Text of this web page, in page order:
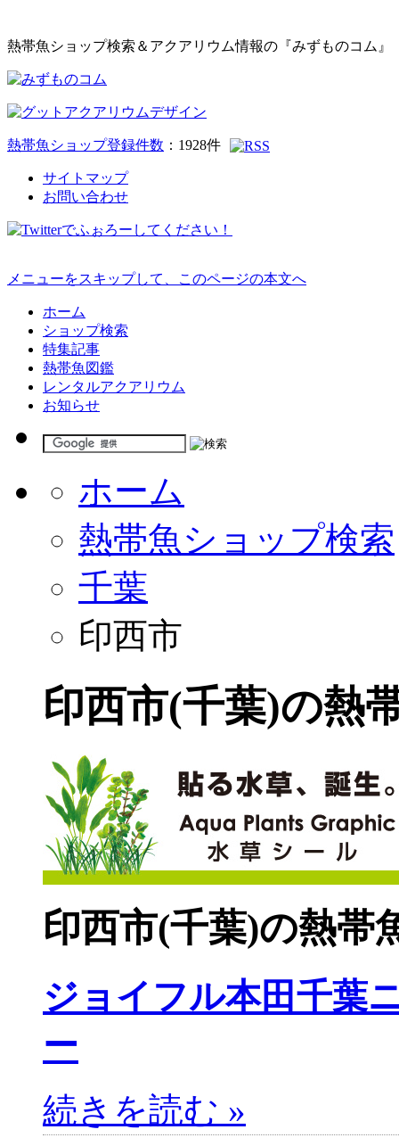
熱帯魚ショップ検索＆アクアリウム情報の『みずものコム』
熱帯魚ショップ登録件数 ： 1928件
サイトマップ
お問い合わせ
メニューをスキップして、このページの本文へ
ホーム
ショップ検索
特集記事
熱帯魚図鑑
レンタルアクアリウム
お知らせ
ホーム
熱帯魚ショップ検索
千葉
印西市
印西市(千葉)の熱
印西市(千葉)の熱帯
ジョイフル本田千葉
ー
続きを読む »